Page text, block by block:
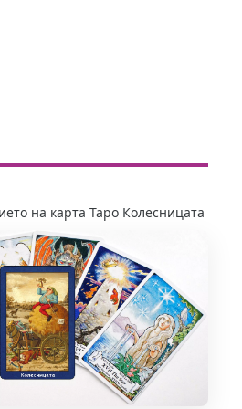
на карта Таро Колесницата